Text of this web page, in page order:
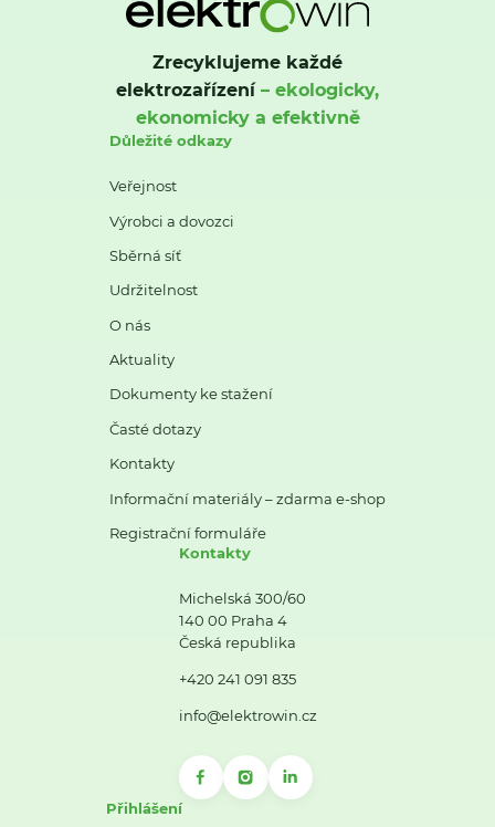
Zrecyklujeme každé
elektrozařízení– ekologicky,
ekonomicky a efektivně
Důležité odkazy
Veřejnost
Výrobci a dovozci
Sběrná síť
Udržitelnost
O nás
Aktuality
Dokumenty ke stažení
Časté dotazy
Kontakty
Informační materiály – zdarma e-shop
Registrační formuláře
Kontakty
Michelská 300/60
140 00 Praha 4
Česká republika
+420 241 091 835
info@elektrowin.cz
Přihlášení